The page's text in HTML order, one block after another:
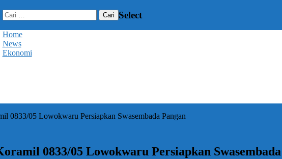
Cari
untuk:
Select
Home
News
Ekonomi
0833/05 Lowokwaru Persiapkan Swasembada Pangan
0833/05 Lowokwaru Persiapkan